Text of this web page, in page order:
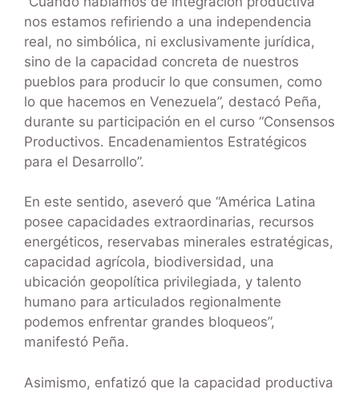
nos estamos refiriendo a una independencia
real, no simbólica, ni exclusivamente jurídica,
sino de la capacidad concreta de nuestros
pueblos para producir lo que consumen, como
lo que hacemos en Venezuela”, destacó Peña,
durante su participación en el curso “Consensos
Productivos. Encadenamientos Estratégicos
para el Desarrollo”.
En este sentido, aseveró que “América Latina
posee capacidades extraordinarias, recursos
energéticos, reservabas minerales estratégicas,
capacidad agrícola, biodiversidad, una
ubicación geopolítica privilegiada, y talento
humano para articulados regionalmente
podemos enfrentar grandes bloqueos”,
manifestó Peña.
Asimismo, enfatizó que la capacidad productiva